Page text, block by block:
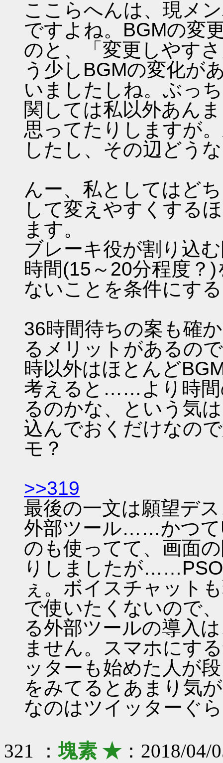
ここらへんは、現メ
ですよね。BGMの変
のと、「変更しやす
う少しBGMの変化が
いましたしね。ぶっ
関しては私以外あん
思ってたりしますが
したし、その辺どう
んー、私としてはど
して変えやすくする
ます。
ブレーキ役が割り込
時間(15～20分程度？
ないことを条件にす
36時間待ちの案も確
るメリットがあるの
時以外はほとんど
考えると……より時間
るのかな、という気
込んでおくだけなの
モ？
>>319
最後の一文は願望デ
外部ツール……かつて
のも使ってて、画面
りしましたが
ぇ。ボイスチャット
で使いたくないので
る外部ツールの導入
ません。スマホにす
ッターも始めた人が
をみてるとあまり気
なのはツイッターぐ
321 ：塊素 ★：2018/04/